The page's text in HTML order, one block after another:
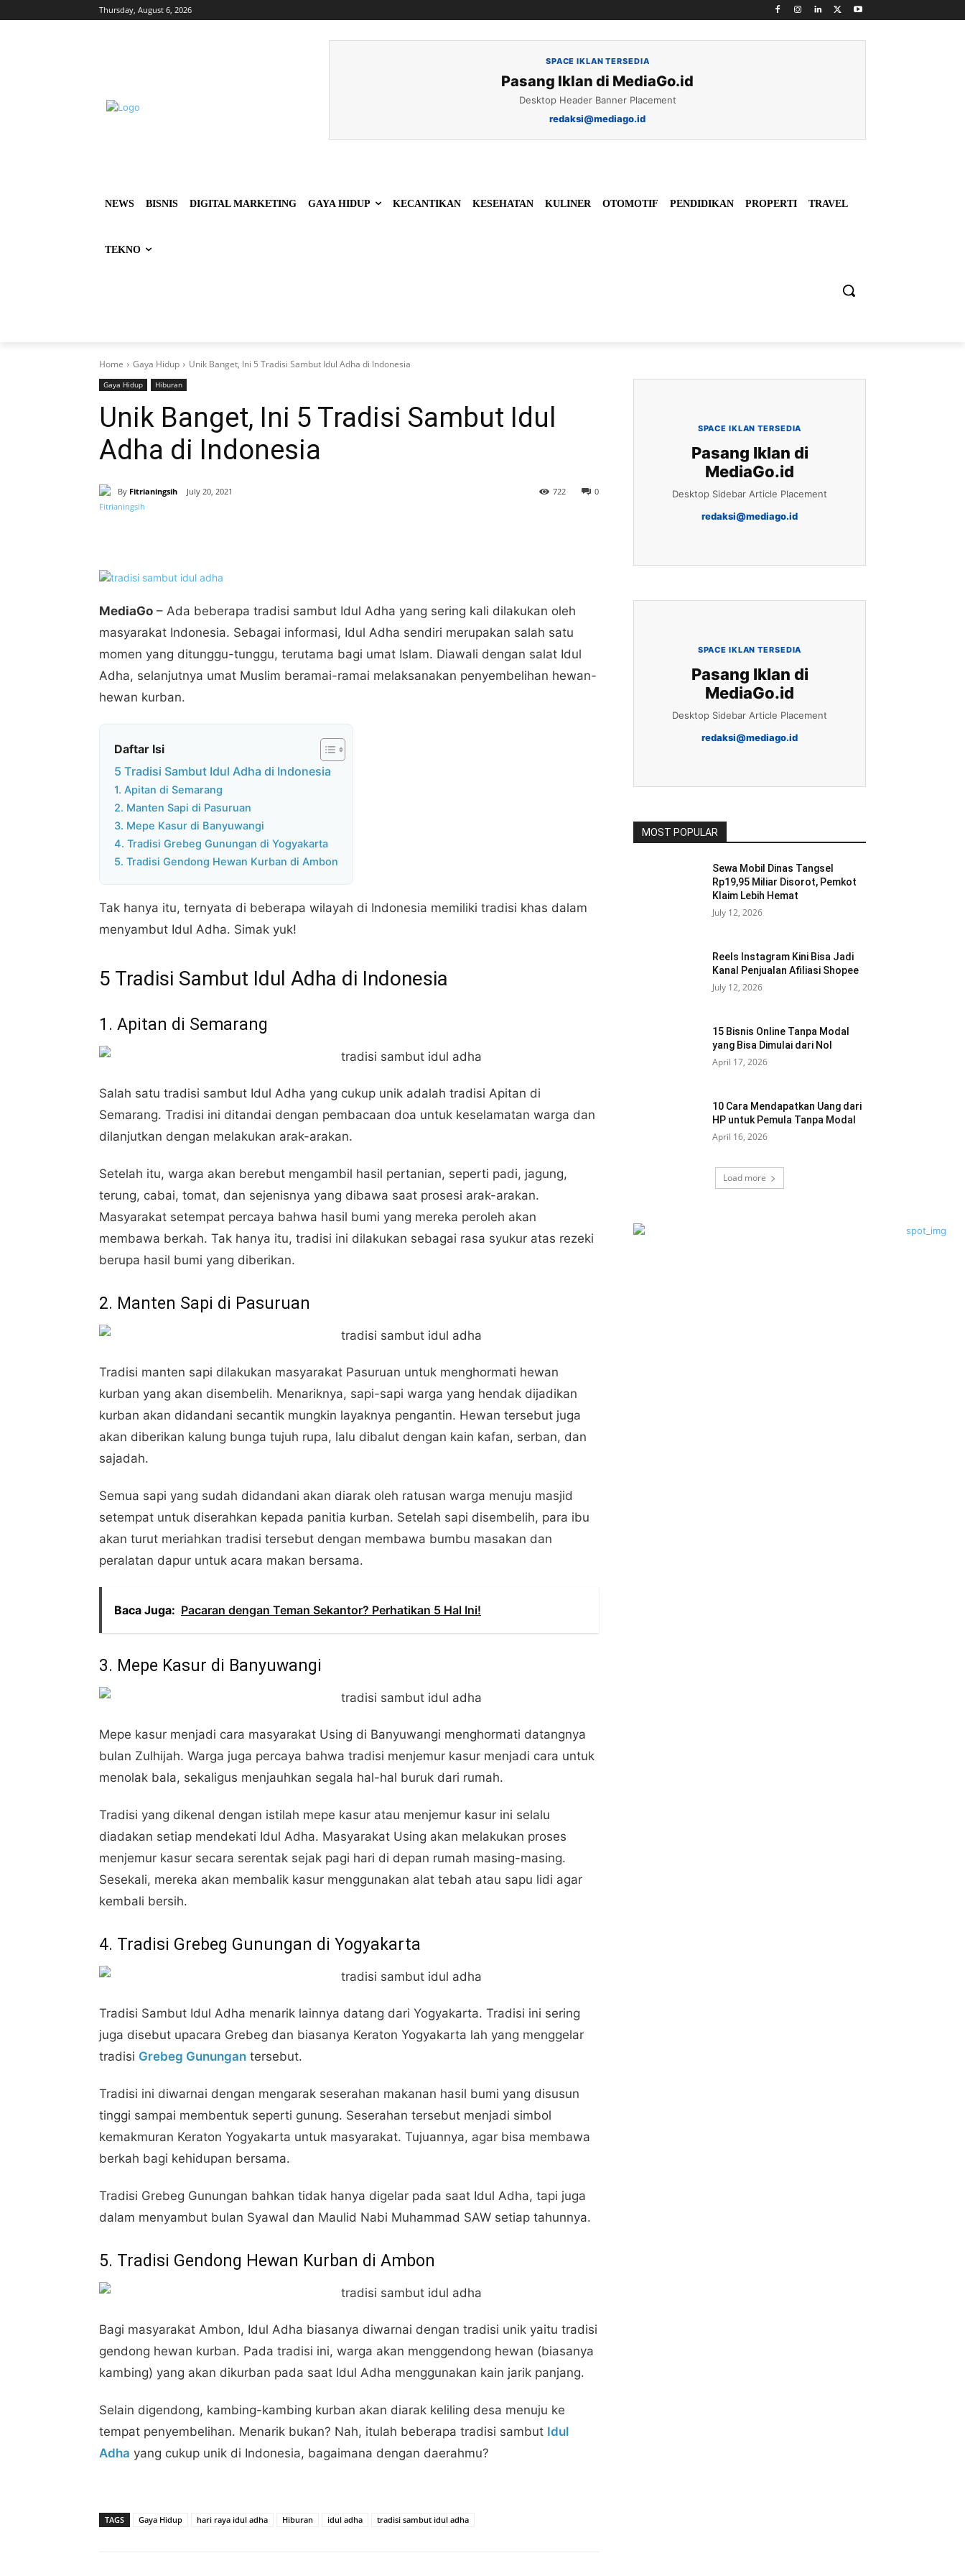
Thursday, August 6, 2026
SPACE IKLAN TERSEDIA
Pasang Iklan di MediaGo.id
Desktop Header Banner Placement
redaksi@mediago.id
NEWS BISNIS DIGITAL MARKETING GAYA HIDUP KECANTIKAN KESEHATAN KULINER OTOMOTIF PENDIDIKAN PROPERTI TRAVEL
TEKNO
Home Gaya Hidup Unik Banget, Ini 5 Tradisi Sambut Idul Adha di Indonesia
Gaya Hidup Hiburan
Unik Banget, Ini 5 Tradisi Sambut Idul
Adha di Indonesia
By Fitrianingsih July 20, 2021 0
722
MediaGo – Ada beberapa tradisi sambut Idul Adha yang sering kali dilakukan oleh
masyarakat Indonesia. Sebagai informasi, Idul Adha sendiri merupakan salah satu
momen yang ditunggu-tunggu, terutama bagi umat Islam. Diawali dengan salat Idul
Adha, selanjutnya umat Muslim beramai-ramai melaksanakan penyembelihan hewan-
hewan kurban.
Daftar Isi
5 Tradisi Sambut Idul Adha di Indonesia
1. Apitan di Semarang
2. Manten Sapi di Pasuruan
3. Mepe Kasur di Banyuwangi
4. Tradisi Grebeg Gunungan di Yogyakarta
5. Tradisi Gendong Hewan Kurban di Ambon
Tak hanya itu, ternyata di beberapa wilayah di Indonesia memiliki tradisi khas dalam
menyambut Idul Adha. Simak yuk!
5 Tradisi Sambut Idul Adha di Indonesia
1. Apitan di Semarang
Salah satu tradisi sambut Idul Adha yang cukup unik adalah tradisi Apitan di
Semarang. Tradisi ini ditandai dengan pembacaan doa untuk keselamatan warga dan
dilanjutkan dengan melakukan arak-arakan.
Setelah itu, warga akan berebut mengambil hasil pertanian, seperti padi, jagung,
terung, cabai, tomat, dan sejenisnya yang dibawa saat prosesi arak-arakan.
Masyarakat setempat percaya bahwa hasil bumi yang mereka peroleh akan
membawa berkah. Tak hanya itu, tradisi ini dilakukan sebagai rasa syukur atas rezeki
berupa hasil bumi yang diberikan.
2. Manten Sapi di Pasuruan
Tradisi manten sapi dilakukan masyarakat Pasuruan untuk menghormati hewan
kurban yang akan disembelih. Menariknya, sapi-sapi warga yang hendak dijadikan
kurban akan didandani secantik mungkin layaknya pengantin. Hewan tersebut juga
akan diberikan kalung bunga tujuh rupa, lalu dibalut dengan kain kafan, serban, dan
sajadah.
Semua sapi yang sudah didandani akan diarak oleh ratusan warga menuju masjid
setempat untuk diserahkan kepada panitia kurban. Setelah sapi disembelih, para ibu
akan turut meriahkan tradisi tersebut dengan membawa bumbu masakan dan
peralatan dapur untuk acara makan bersama.
Baca Juga: Pacaran dengan Teman Sekantor? Perhatikan 5 Hal Ini!
3. Mepe Kasur di Banyuwangi
Mepe kasur menjadi cara masyarakat Using di Banyuwangi menghormati datangnya
bulan Zulhijah. Warga juga percaya bahwa tradisi menjemur kasur menjadi cara untuk
menolak bala, sekaligus menjauhkan segala hal-hal buruk dari rumah.
Tradisi yang dikenal dengan istilah mepe kasur atau menjemur kasur ini selalu
diadakan setiap mendekati Idul Adha. Masyarakat Using akan melakukan proses
menjemur kasur secara serentak sejak pagi hari di depan rumah masing-masing.
Sesekali, mereka akan membalik kasur menggunakan alat tebah atau sapu lidi agar
kembali bersih.
4. Tradisi Grebeg Gunungan di Yogyakarta
Tradisi Sambut Idul Adha menarik lainnya datang dari Yogyakarta. Tradisi ini sering
juga disebut upacara Grebeg dan biasanya Keraton Yogyakarta lah yang menggelar
tradisi Grebeg Gunungan tersebut.
Tradisi ini diwarnai dengan mengarak seserahan makanan hasil bumi yang disusun
tinggi sampai membentuk seperti gunung. Seserahan tersebut menjadi simbol
kemakmuran Keraton Yogyakarta untuk masyarakat. Tujuannya, agar bisa membawa
berkah bagi kehidupan bersama.
Tradisi Grebeg Gunungan bahkan tidak hanya digelar pada saat Idul Adha, tapi juga
dalam menyambut bulan Syawal dan Maulid Nabi Muhammad SAW setiap tahunnya.
5. Tradisi Gendong Hewan Kurban di Ambon
Bagi masyarakat Ambon, Idul Adha biasanya diwarnai dengan tradisi unik yaitu tradisi
gendong hewan kurban. Pada tradisi ini, warga akan menggendong hewan (biasanya
kambing) yang akan dikurban pada saat Idul Adha menggunakan kain jarik panjang.
Selain digendong, kambing-kambing kurban akan diarak keliling desa menuju ke
tempat penyembelihan. Menarik bukan? Nah, itulah beberapa tradisi sambut Idul
Adha yang cukup unik di Indonesia, bagaimana dengan daerahmu?
TAGS Gaya Hidup hari raya idul adha Hiburan idul adha tradisi sambut idul adha
SPACE IKLAN TERSEDIA
Pasang Iklan di
MediaGo.id
Desktop Sidebar Article Placement
redaksi@mediago.id
SPACE IKLAN TERSEDIA
Pasang Iklan di
MediaGo.id
Desktop Sidebar Article Placement
redaksi@mediago.id
MOST POPULAR
Sewa Mobil Dinas Tangsel
Rp19,95 Miliar Disorot, Pemkot
Klaim Lebih Hemat
July 12, 2026
Reels Instagram Kini Bisa Jadi
Kanal Penjualan Afiliasi Shopee
July 12, 2026
15 Bisnis Online Tanpa Modal
yang Bisa Dimulai dari Nol
April 17, 2026
10 Cara Mendapatkan Uang dari
HP untuk Pemula Tanpa Modal
April 16, 2026
Load more